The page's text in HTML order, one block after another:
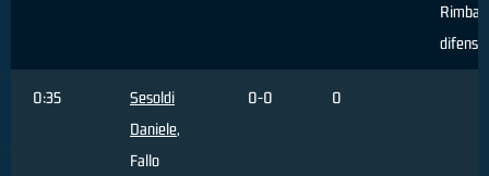
0:35
Sesoldi
Daniele,
Fallo
0-0 0